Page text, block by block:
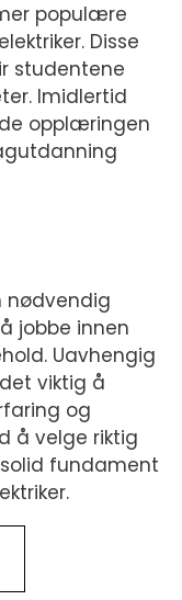
populære
Disse
studentene
Imidlertid
opplæringen
nødvendig
jobbe innen
Uavhengig
viktig å
og
å velge riktig
fundament